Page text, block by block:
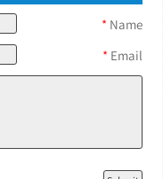
Name
*
Email
*